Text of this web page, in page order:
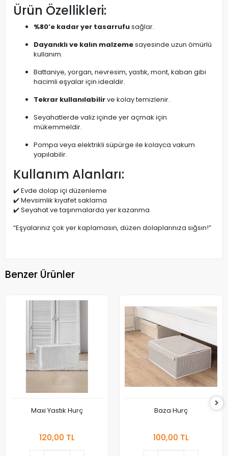
Ürün Özellikleri:
%80’e kadar yer tasarrufusağlar.
Dayanıklı ve kalın malzemesayesinde uzun ömürlü
kullanım.
Battaniye, yorgan, nevresim, yastık, mont, kaban gibi
hacimli eşyalar için idealdir.
Tekrar kullanılabilirve kolay temizlenir.
Seyahatlerde valiz içinde yer açmak için
mükemmeldir.
Pompa veya elektrikli süpürge ile kolayca vakum
yapılabilir.
Kullanım Alanları:
✔️ Evde dolap içi düzenleme
✔️ Mevsimlik kıyafet saklama
✔️ Seyahat ve taşınmalarda yer kazanma
“Eşyalarınız çok yer kaplamasın, düzen dolaplarınıza sığsın!”
Benzer Ürünler
Maxi Yastık Hurç
120,00 TL
Baza Hurç
100,00 TL